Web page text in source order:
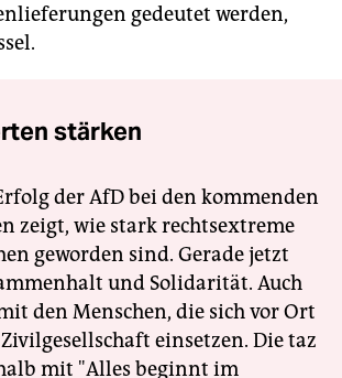
gedeutet werden,
stärken
der AfD bei den kommenden
zeigt, wie stark rechtsextreme
geworden sind. Gerade jetzt
und Solidarität. Auch
den Menschen, die sich vor Ort
einsetzen. Die taz
mit "Alles beginnt im